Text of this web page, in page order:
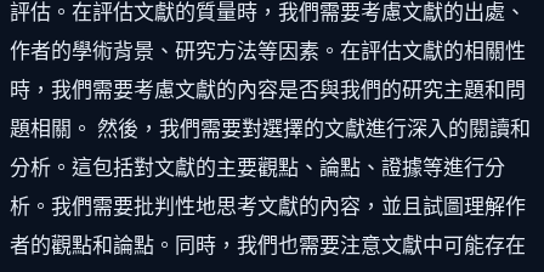
評估。在評估文獻的質量時，我們需要考慮文獻的出處、
作者的學術背景、研究方法等因素。在評估文獻的相關性
時，我們需要考慮文獻的內容是否與我們的研究主題和問
題相關。 然後，我們需要對選擇的文獻進行深入的閱讀和
分析。這包括對文獻的主要觀點、論點、證據等進行分
析。我們需要批判性地思考文獻的內容，並且試圖理解作
者的觀點和論點。同時，我們也需要注意文獻中可能存在